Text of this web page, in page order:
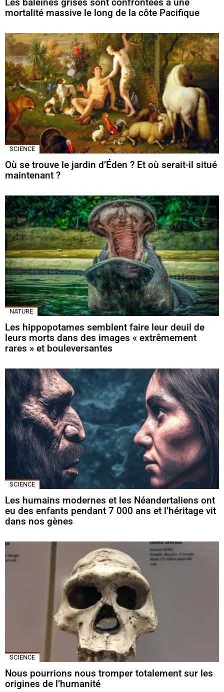
mortalité massive le long de la côte Pacifique
SCIENCE
Où se trouve le jardin d’Éden ? Et où serait-il situé
maintenant ?
NATURE
Les hippopotames semblent faire leur deuil de
leurs morts dans des images « extrêmement
rares » et bouleversantes
SCIENCE
Les humains modernes et les Néandertaliens ont
eu des enfants pendant 7 000 ans et l’héritage vit
dans nos gènes
SCIENCE
Nous pourrions nous tromper totalement sur les
origines de l’humanité